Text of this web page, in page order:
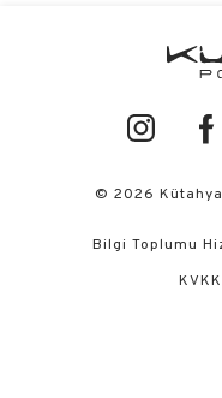
© 2026 Kütahya
Bilgi Toplumu